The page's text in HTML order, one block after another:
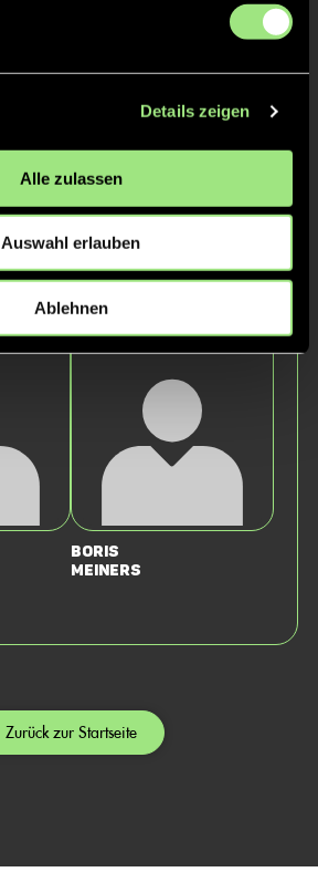
Details zeigen
Alle zulassen
Auswahl erlauben
Ablehnen
Claire
Boedeker
Boris
Meiners
Zurück zur Startseite